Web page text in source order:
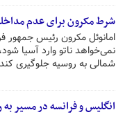
شرط مکرون برای عدم مداخله
امانوئل مکرون رئیس جمهور
نمی‌خواهد ناتو وارد آسیا
شمالی به روسیه جلوگیری
انگلیس و فرانسه در مسیر